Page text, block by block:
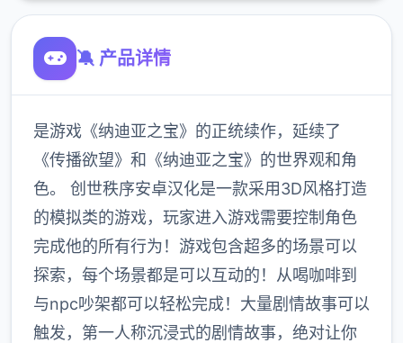
🔕 产品详情
是游戏《纳迪亚之宝》的正统续作，延续了
《传播欲望》和《纳迪亚之宝》的世界观和角
色。 创世秩序安卓汉化是一款采用3D风格打造
的模拟类的游戏，玩家进入游戏需要控制角色
完成他的所有行为！游戏包含超多的场景可以
探索，每个场景都是可以互动的！从喝咖啡到
与npc吵架都可以轻松完成！大量剧情故事可以
触发，第一人称沉浸式的剧情故事，绝对让你